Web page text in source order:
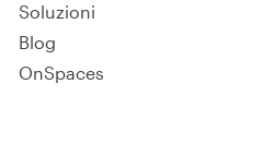
Soluzioni
Blog
OnSpaces